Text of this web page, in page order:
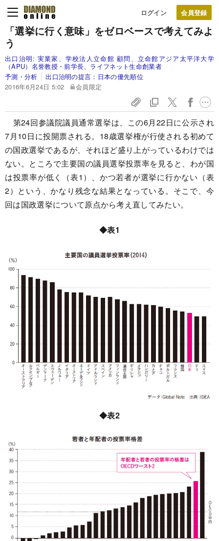
ログイン
「選挙に行く意味」をゼロベースで考えてみよ
う
出口治明: 実業家、学校法人立命館 顧問、立命館アジア太平洋大学
（APU）名誉教授・前学長、ライフネット生命創業者
予測・分析
出口治明の提言：日本の優先順位
2016年6月24日 5:02
会員限定
第24回参議院議員通常選挙は、この6月22日に公示され
7月10日に投開票される。18歳選挙権が行使される初めて
の国政選挙であるが、それほど盛り上がっているわけでは
ない。ところで主要国の議員選挙投票率を見ると、わが国
は投票率が低く（表1）、かつ若者が選挙に行かない（表
2）という、かなり残念な結果となっている。そこで、今
回は国政選挙について原点から考え直してみたい。
◆表1
◆表2